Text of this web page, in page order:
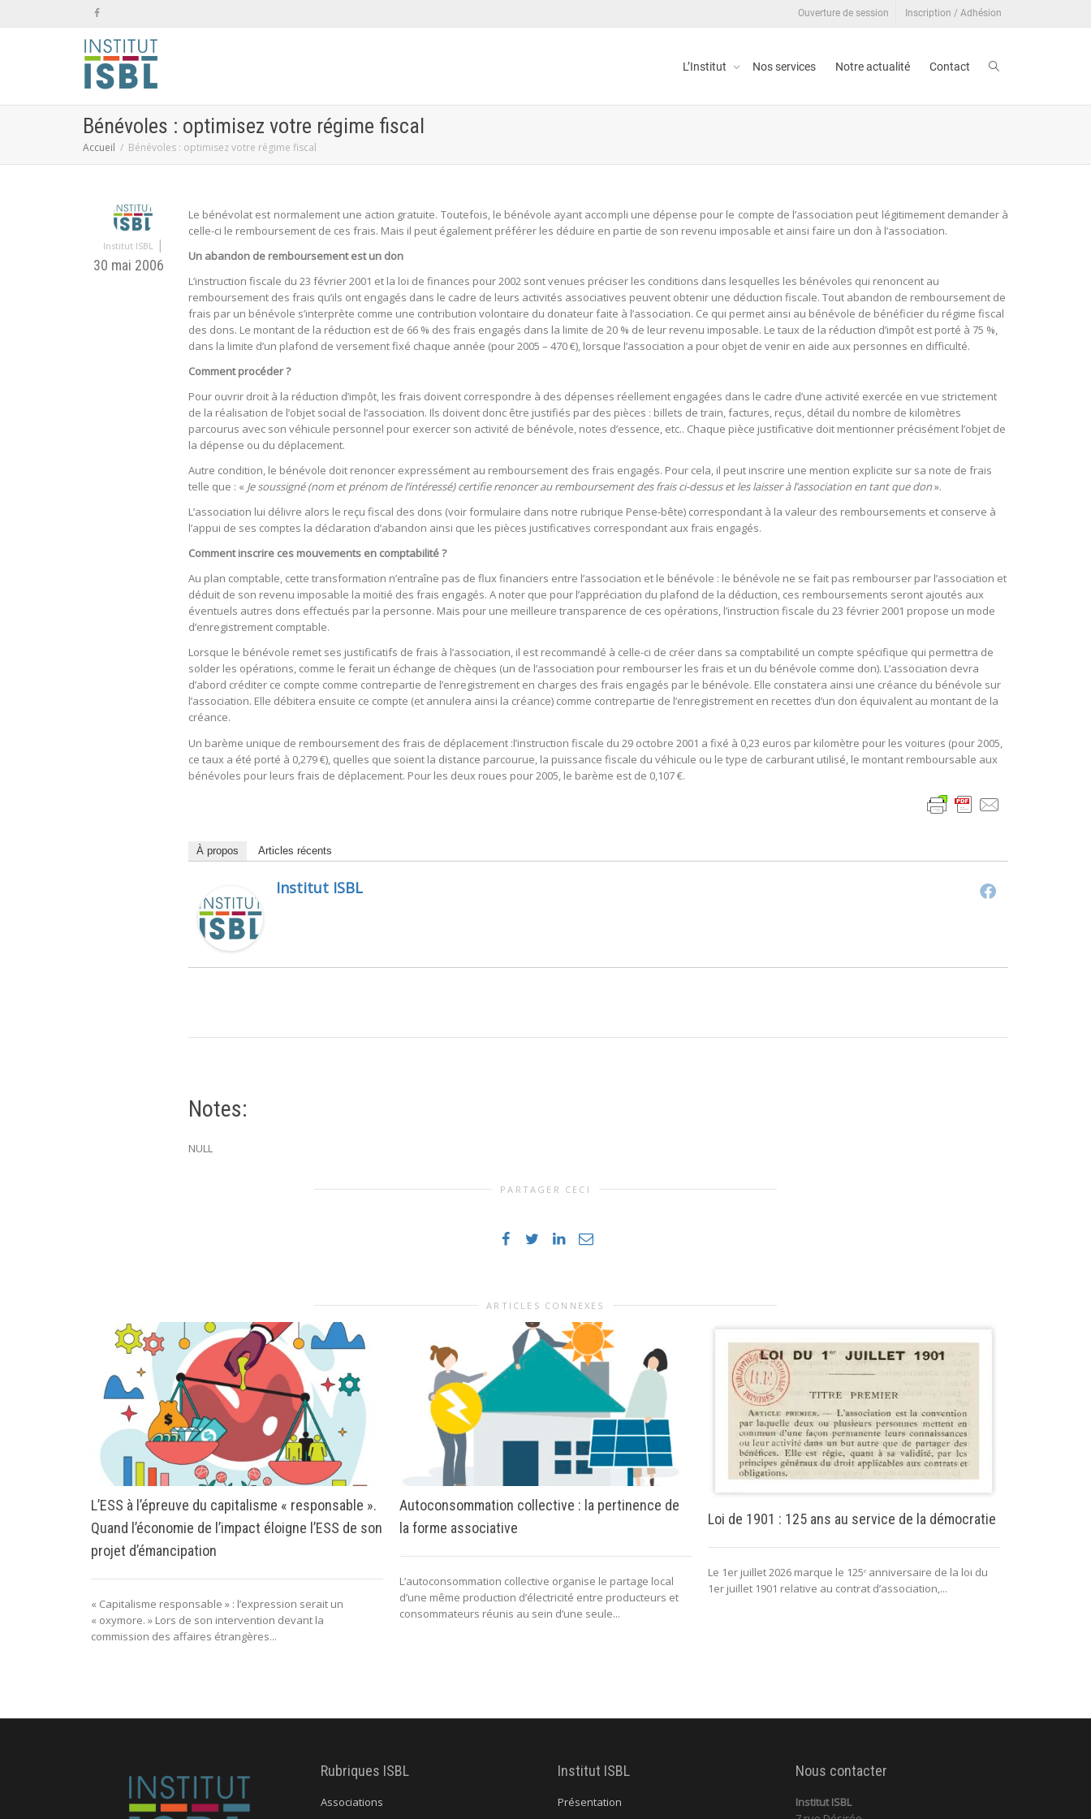
Ouverture de session Inscription / Adhésion
L’Institut Nos services Notre actualité Contact
Bénévoles : optimisez votre régime fiscal
Accueil Bénévoles : optimisez votre régime fiscal
Institut ISBL |
30 mai 2006
Le bénévolat est normalement une action gratuite. Toutefois, le bénévole ayant accompli une dépense pour le compte de l’association peut légitimement demander à
celle-ci le remboursement de ces frais. Mais il peut également préférer les déduire en partie de son revenu imposable et ainsi faire un don à l’association.
Un abandon de remboursement est un don
L’instruction fiscale du 23 février 2001 et la loi de finances pour 2002 sont venues préciser les conditions dans lesquelles les bénévoles qui renoncent au
remboursement des frais qu’ils ont engagés dans le cadre de leurs activités associatives peuvent obtenir une déduction fiscale. Tout abandon de remboursement de
frais par un bénévole s’interprète comme une contribution volontaire du donateur faite à l’association. Ce qui permet ainsi au bénévole de bénéficier du régime fiscal
des dons. Le montant de la réduction est de 66 % des frais engagés dans la limite de 20 % de leur revenu imposable. Le taux de la réduction d’impôt est porté à 75 %,
dans la limite d’un plafond de versement fixé chaque année (pour 2005 – 470 €), lorsque l’association a pour objet de venir en aide aux personnes en difficulté.
Comment procéder ?
Pour ouvrir droit à la réduction d’impôt, les frais doivent correspondre à des dépenses réellement engagées dans le cadre d’une activité exercée en vue strictement
de la réalisation de l’objet social de l’association. Ils doivent donc être justifiés par des pièces : billets de train, factures, reçus, détail du nombre de kilomètres
parcourus avec son véhicule personnel pour exercer son activité de bénévole, notes d’essence, etc.. Chaque pièce justificative doit mentionner précisément l’objet de
la dépense ou du déplacement.
Autre condition, le bénévole doit renoncer expressément au remboursement des frais engagés. Pour cela, il peut inscrire une mention explicite sur sa note de frais
telle que : « Je soussigné (nom et prénom de l’intéressé) certifie renoncer au remboursement des frais ci-dessus et les laisser à l’association en tant que don».
L’association lui délivre alors le reçu fiscal des dons (voir formulaire dans notre rubrique Pense-bête) correspondant à la valeur des remboursements et conserve à
l’appui de ses comptes la déclaration d’abandon ainsi que les pièces justificatives correspondant aux frais engagés.
Comment inscrire ces mouvements en comptabilité ?
Au plan comptable, cette transformation n’entraîne pas de flux financiers entre l’association et le bénévole : le bénévole ne se fait pas rembourser par l’association et
déduit de son revenu imposable la moitié des frais engagés. A noter que pour l’appréciation du plafond de la déduction, ces remboursements seront ajoutés aux
éventuels autres dons effectués par la personne. Mais pour une meilleure transparence de ces opérations, l’instruction fiscale du 23 février 2001 propose un mode
d’enregistrement comptable.
Lorsque le bénévole remet ses justificatifs de frais à l’association, il est recommandé à celle-ci de créer dans sa comptabilité un compte spécifique qui permettra de
solder les opérations, comme le ferait un échange de chèques (un de l’association pour rembourser les frais et un du bénévole comme don). L’association devra
d’abord créditer ce compte comme contrepartie de l’enregistrement en charges des frais engagés par le bénévole. Elle constatera ainsi une créance du bénévole sur
l’association. Elle débitera ensuite ce compte (et annulera ainsi la créance) comme contrepartie de l’enregistrement en recettes d’un don équivalent au montant de la
créance.
Un barème unique de remboursement des frais de déplacement :l’instruction fiscale du 29 octobre 2001 a fixé à 0,23 euros par kilomètre pour les voitures (pour 2005,
ce taux a été porté à 0,279 €), quelles que soient la distance parcourue, la puissance fiscale du véhicule ou le type de carburant utilisé, le montant remboursable aux
bénévoles pour leurs frais de déplacement. Pour les deux roues pour 2005, le barème est de 0,107 €.
À propos Articles récents
Institut ISBL
Notes:
NULL
PARTAGER CECI
ARTICLES CONNEXES
L’ESS à l’épreuve du capitalisme « responsable ».
Quand l’économie de l’impact éloigne l’ESS de son
projet d’émancipation
« Capitalisme responsable » : l’expression serait un
« oxymore. » Lors de son intervention devant la
commission des affaires étrangères...
Autoconsommation collective : la pertinence de
la forme associative
L’autoconsommation collective organise le partage local
d’une même production d’électricité entre producteurs et
consommateurs réunis au sein d’une seule...
Loi de 1901 : 125 ans au service de la démocratie
Le 1er juillet 2026 marque le 125ᵉ anniversaire de la loi du
1er juillet 1901 relative au contrat d’association,...
Rubriques ISBL
Associations
Institut ISBL
Présentation
Nous contacter
Institut ISBL